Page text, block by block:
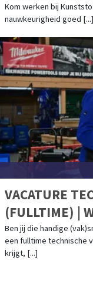
Kom werken bij
nauwkeurigheid goed [...]
VACATURE
(FULLTIME) |
PURMEREND
Ben jij die handige
een fulltime technische
krijgt, [...]